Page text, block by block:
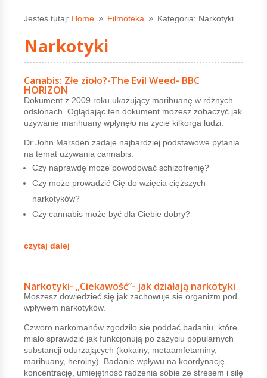
Jesteś tutaj: Home 9 Filmoteka 9 Kategoria: Narkotyki
Narkotyki
Canabis: Złe zioło?-The Evil Weed- BBC
HORIZON
Dokument z 2009 roku ukazujący marihuanę w różnych
odsłonach. Oglądając ten dokument możesz zobaczyć jak
używanie marihuany wpłynęło na życie kilkorga ludzi.
Dr John Marsden zadaje najbardziej podstawowe pytania
na temat używania cannabis:
Czy naprawdę może powodować schizofrenię?
Czy może prowadzić Cię do wzięcia cięższych
narkotyków?
Czy cannabis może być dla Ciebie dobry?
czytaj dalej
Narkotyki- „Ciekawość”- jak działają narkotyki
Moszesz dowiedzieć się jak zachowuje sie organizm pod
wpływem narkotyków.
Czworo narkomanów zgodziło sie poddać badaniu, które
miało sprawdzić jak funkcjonują po zażyciu popularnych
substancji odurzających (kokainy, metaamfetaminy,
marihuany, heroiny). Badanie wpływu na koordynację,
koncentrację, umiejętność radzenia sobie ze stresem i siłę